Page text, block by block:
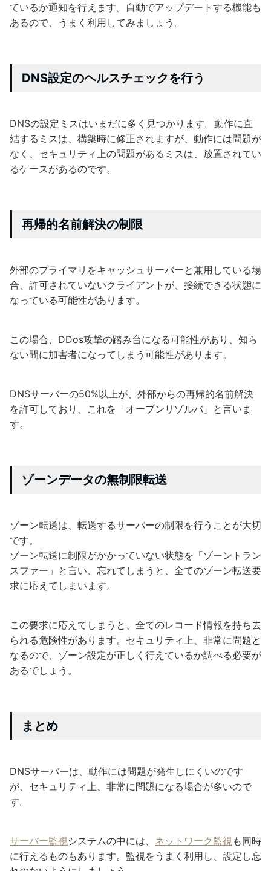
ているか通知を行えます。自動でアップデートする機能も
あるので、うまく利用してみましょう。
DNS設定のヘルスチェックを行う
DNSの設定ミスはいまだに多く見つかります。動作に直
結するミスは、構築時に修正されますが、動作には問題が
なく、セキュリティ上の問題があるミスは、放置されてい
るケースがあるのです。
再帰的名前解決の制限
外部のプライマリをキャッシュサーバーと兼用している場
合、許可されていないクライアントが、接続できる状態に
なっている可能性があります。
この場合、DDos攻撃の踏み台になる可能性があり、知ら
ない間に加害者になってしまう可能性があります。
DNSサーバーの50%以上が、外部からの再帰的名前解決
を許可しており、これを「オープンリゾルバ」と言いま
す。
ゾーンデータの無制限転送
ゾーン転送は、転送するサーバーの制限を行うことが大切
です。
ゾーン転送に制限がかかっていない状態を「ゾーントラン
スファー」と言い、忘れてしまうと、全てのゾーン転送要
求に応えてしまいます。
この要求に応えてしまうと、全てのレコード情報を持ち去
られる危険性があります。セキュリティ上、非常に問題と
なるので、ゾーン設定が正しく行えているか調べる必要が
あるでしょう。
まとめ
DNSサーバーは、動作には問題が発生しにくいのです
が、セキュリティ上、非常に問題になる場合が多いので
す。
サーバー監視 システムの中には、 ネットワーク監視 も同時
に行えるものもあります。監視をうまく利用し、設定し忘